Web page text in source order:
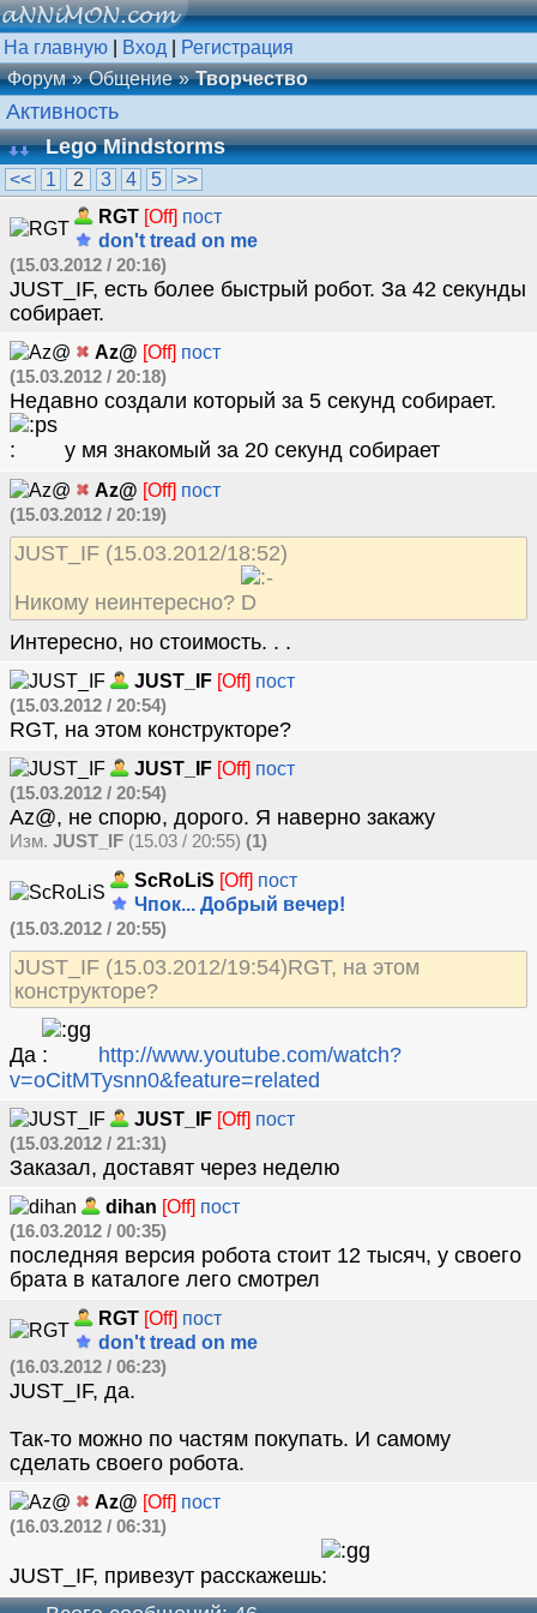
На главную Вход
Регистрация
Форум
Общение Творчество
Активность
Lego Mindstorms
<< 1 2 3 4 5
>>
RGT [Off] пост
don't tread on me
(15.03.2012 / 20:16)
JUST_IF, есть более быстрый робот. За 42 секунды
собирает.
Az@ [Off] пост
(15.03.2012 / 20:18)
Недавно создали который за 5 секунд собирает.
у мя знакомый за 20 секунд собирает
Az@ [Off] пост
(15.03.2012 / 20:19)
JUST_IF (15.03.2012/18:52)
Никому неинтересно?
Интересно, но стоимость. . .
JUST_IF [Off] пост
(15.03.2012 / 20:54)
RGT, на этом конструкторе?
JUST_IF [Off] пост
(15.03.2012 / 20:54)
Az@, не спорю, дорого. Я наверно закажу
Изм. JUST_IF (15.03 / 20:55) (1)
ScRoLiS [Off] пост
Чпок... Добрый вечер!
(15.03.2012 / 20:55)
JUST_IF (15.03.2012/19:54)RGT, на этом
конструкторе?
Да
http://www.youtube.com/watch?
v=oCitMTysnn0&feature=related
JUST_IF [Off] пост
(15.03.2012 / 21:31)
Заказал, доставят через неделю
dihan [Off] пост
(16.03.2012 / 00:35)
последняя версия робота стоит 12 тысяч, у своего
брата в каталоге лего смотрел
RGT [Off] пост
don't tread on me
(16.03.2012 / 06:23)
JUST_IF, да.
Так-то можно по частям покупать. И самому
сделать своего робота.
Az@ [Off] пост
(16.03.2012 / 06:31)
JUST_IF, привезут расскажешь